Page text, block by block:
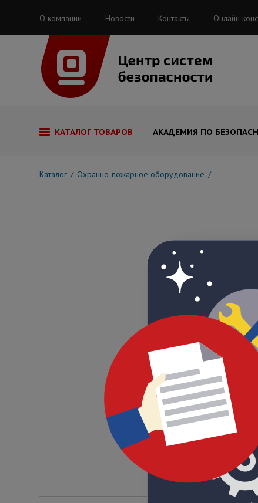
О компании Новости Контакты Онлайн
КАТАЛОГ ТОВАРОВ АКАДЕМИЯ ПО
Каталог Охранно-пожарное оборудование